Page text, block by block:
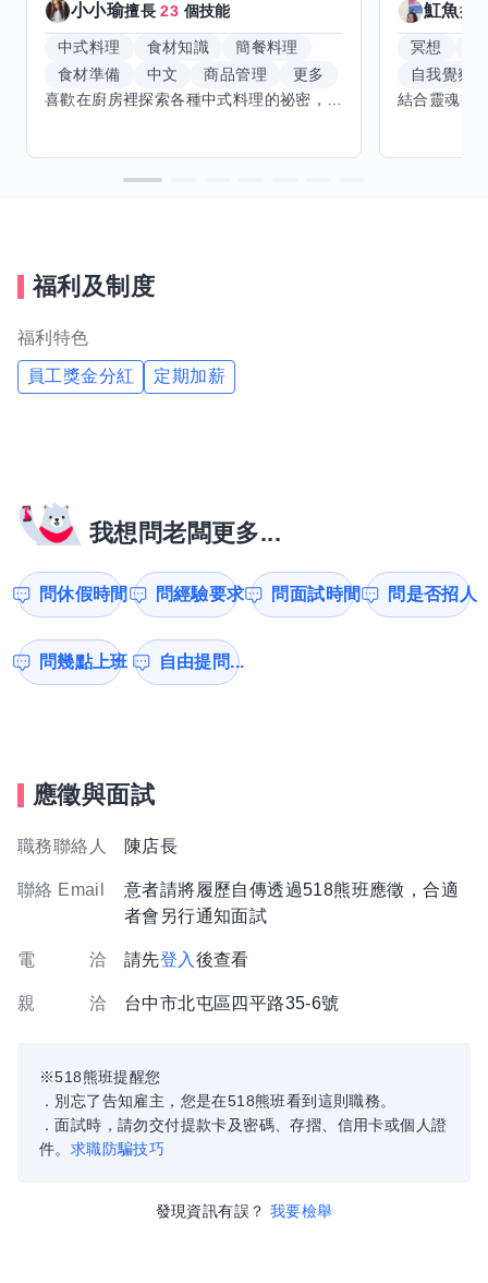
小小瑜擅長23 個技能
中式料理 食材知識
簡餐料理
食材準備
中文 商品管理
更多
魟魚擅
冥想
自我覺察
福利及制度
福利特色
員工獎金分紅 定期加薪
我想問老闆更多...
問休假時間 問經驗要求 問面試時間 問是否招人
問幾點上班 自由提問...
應徵與面試
職務聯絡人 陳店長
聯絡 Email
意者請將履歷自傳透過518熊班應徵，合適
者會另行通知面試
電 洽 請先登入 後查看
親 洽 台中市北屯區四平路35-6號
※518熊班提醒您
．別忘了告知雇主，您是在518熊班看到這則職務。
．面試時，請勿交付提款卡及密碼、存摺、信用卡或個人證
件。 求職防騙技巧
發現資訊有誤？ 我要檢舉